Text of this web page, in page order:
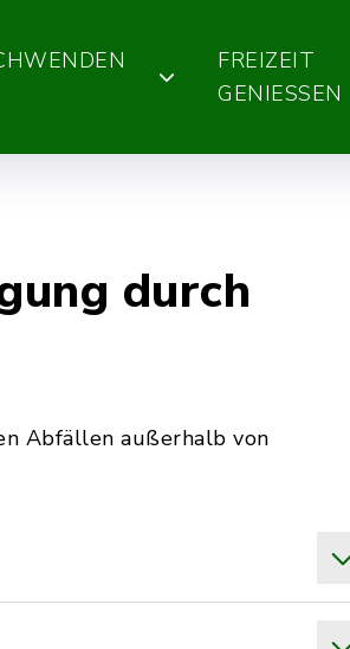
FREIZEIT
GENIESSEN
durch
Abfällen außerhalb von